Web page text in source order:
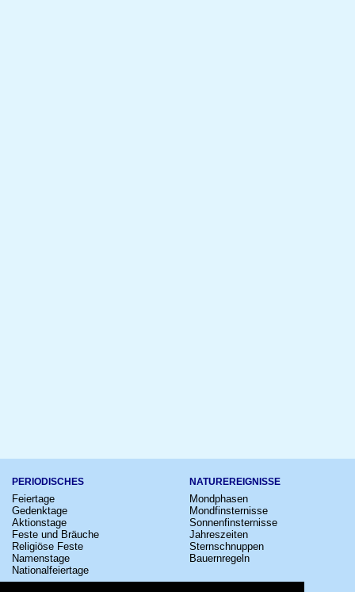
PERIODISCHES
Feiertage
Gedenktage
Aktionstage
Feste und Bräuche
Religiöse Feste
Namenstage
Nationalfeiertage
NATUREREIGNISSE
Mondphasen
Mondfinsternisse
Sonnenfinsternisse
Jahreszeiten
Sternschnuppen
Bauernregeln